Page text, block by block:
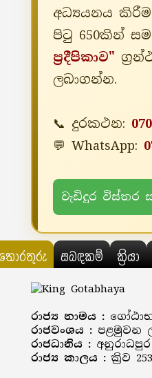
අධ්‍යයනය
පිටු 650කින්
ප්‍රදීපිකාව"
ලබාගන්න.
📞 දුරකථන:
💬 WhatsApp:
වැඩිදුර විස්තර
සබඳකම් ක්‍රියා
රාජ්‍ය නාමය :
රාජවංශය : පළමුවන
රාජධානිය :
රාජ්‍ය කාලය : ක්‍රිව